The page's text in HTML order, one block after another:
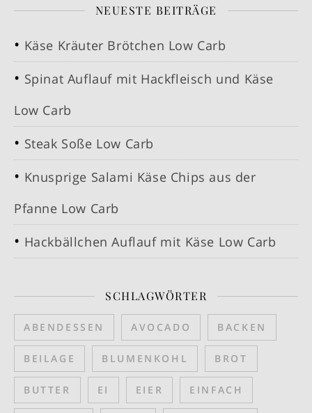
NEUESTE BEITRÄGE
Käse Kräuter Brötchen Low Carb
Spinat Auflauf mit Hackfleisch und Käse
Low Carb
Steak Soße Low Carb
Knusprige Salami Käse Chips aus der
Pfanne Low Carb
Hackbällchen Auflauf mit Käse Low Carb
SCHLAGWÖRTER
ABENDESSEN AVOCADO BACKEN
BEILAGE BLUMENKOHL BROT
BUTTER EI EIER EINFACH